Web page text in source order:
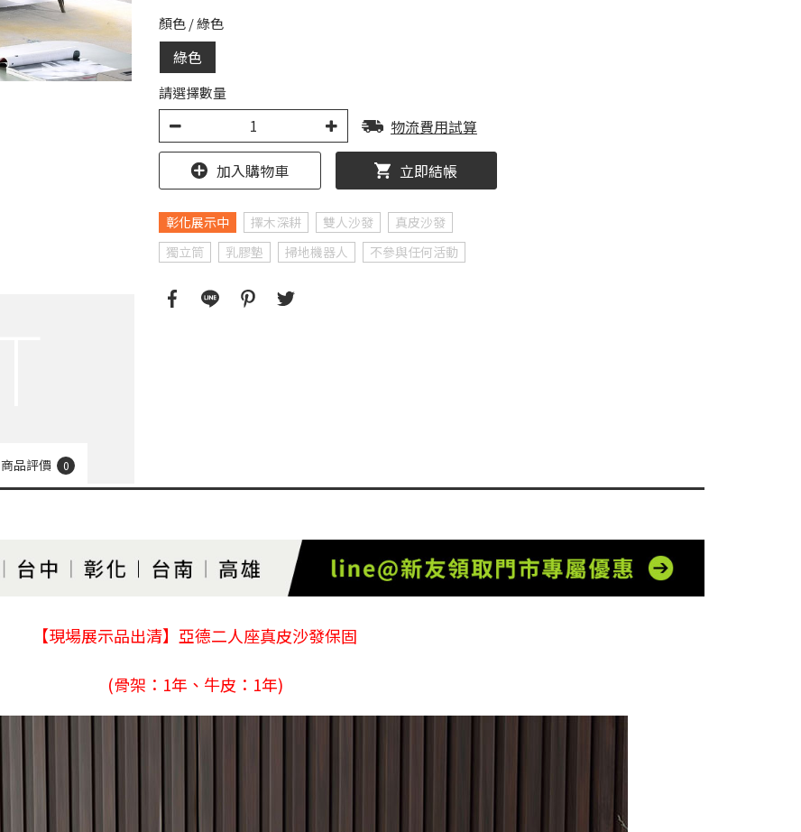
顏色/綠色
綠色
請選擇數量
物流費用試算
加入購物車 立即結帳
彰化展示中 擇木深耕 雙人沙發
真皮沙發
獨立筒
乳膠墊 掃地機器人 不參與任何活動
商品評價 0
【現場展示品出清】亞德二人座真皮沙發保固
(骨架：1年、牛皮：1年)